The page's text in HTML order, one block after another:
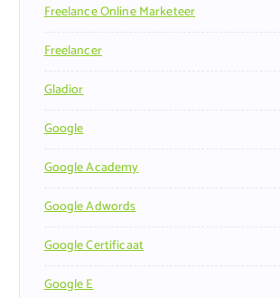
Freelance Online Marketeer
Freelancer
Gladior
Google
Google Academy
Google Adwords
Google Certificaat
Google E